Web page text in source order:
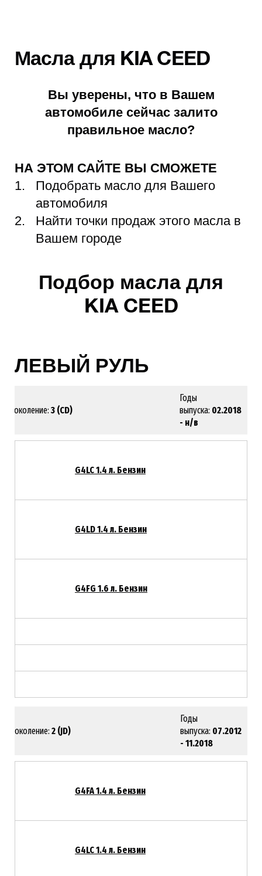
Масла для KIA CEED
Вы уверены, что в Вашем
автомобиле сейчас залито
правильное масло?
НА ЭТОМ САЙТЕ ВЫ СМОЖЕТЕ
Подобрать масло для Вашего
автомобиля
Найти точки продаж этого масла в
Вашем городе
Подбор масла для
KIA CEED
ЛЕВЫЙ РУЛЬ
Поколение: 3 (CD)
Годы
выпуска: 02.2018
- н/в
G4LC 1.4 л. Бензин
G4LD 1.4 л. Бензин
G4FG 1.6 л. Бензин
Поколение: 2 (JD)
Годы
выпуска: 07.2012
- 11.2018
G4FA 1.4 л. Бензин
G4LC 1.4 л. Бензин